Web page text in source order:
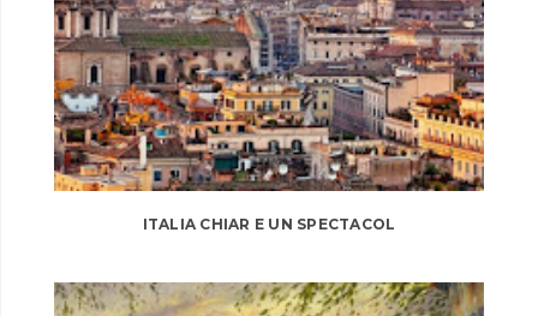
ITALIA CHIAR E UN SPECTACOL